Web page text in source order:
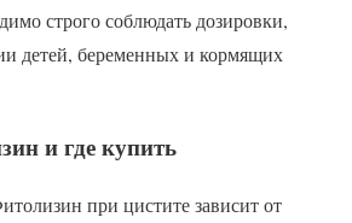
строго соблюдать дозировки,
детей, беременных и кормящих
и где купить
при цистите зависит от